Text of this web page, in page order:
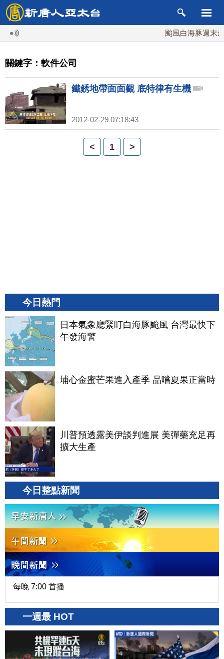
颱風白海豚週末最
關鍵字：軟件公司
鐵銹地帶面面觀 底特律有生機
2012-02-29 07:18:43
< 1 >
今日熱門
日本氣象廳緊盯白海豚颱風 台灣最快下
午發海警
埔心金蜜芒果進入產季 品嚐夏果正當時
川普預透露美伊談判進展 美彈藥充足再
擴大生產
今日整點新聞
每晚 7:00 首播
一週最 HOT